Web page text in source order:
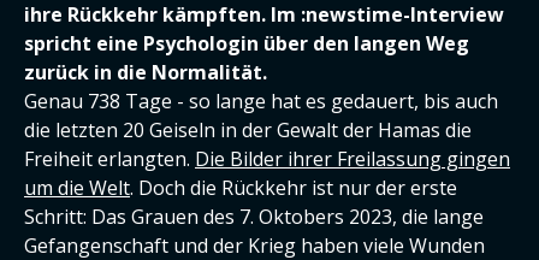
ihre Rückkehr kämpften. Im :newstime-Interview
spricht eine Psychologin über den langen Weg
zurück in die Normalität.
Genau 738 Tage - so lange hat es gedauert, bis auch
die letzten 20 Geiseln in der Gewalt der Hamas die
Freiheit erlangten. Die Bilder ihrer Freilassung gingen
um die Welt. Doch die Rückkehr ist nur der erste
Schritt: Das Grauen des 7. Oktobers 2023, die lange
Gefangenschaft und der Krieg haben viele Wunden